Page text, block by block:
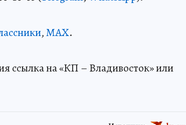
,MAX.
ссылка на «КП – Владивосток» или